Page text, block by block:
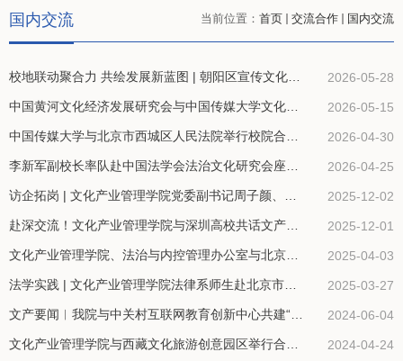
当前位置： 首页 交流合作 国内交流
国内交流
校地联动聚合力 共绘发展新蓝图 | 朝阳区宣传文化中心与中传文产学院座谈交流共商合作
2026-05-28
中国黄河文化经济发展研究会与中国传媒大学文化产业管理学院开展合作交流共促黄河文化传承与产业发展
2026-05-15
中国传媒大学与北京市西城区人民法院举行校院合作共建签约仪式
2026-04-30
李新军副校长率队赴中国法学会法治文化研究会座谈交流
2026-04-25
访企拓岗 | 文化产业管理学院党委副书记周子颜、副院长李素艳带队赴深圳开展访企拓岗专项活动
2025-12-02
赴深交流！文化产业管理学院与深圳高校共话文产发展
2025-12-01
文化产业管理学院、法治与内控管理办公室与北京市朝阳区人民检察院开展交流活动
2025-04-03
法学实践 | 文化产业管理学院法律系师生赴北京市城管执法局参观交流
2025-03-27
文产要闻︱我院与中关村互联网教育创新中心共建“AIGC+短视频人才培养与就业实践基地”
2024-06-04
文化产业管理学院与西藏文化旅游创意园区举行合作签约仪式
2024-04-24